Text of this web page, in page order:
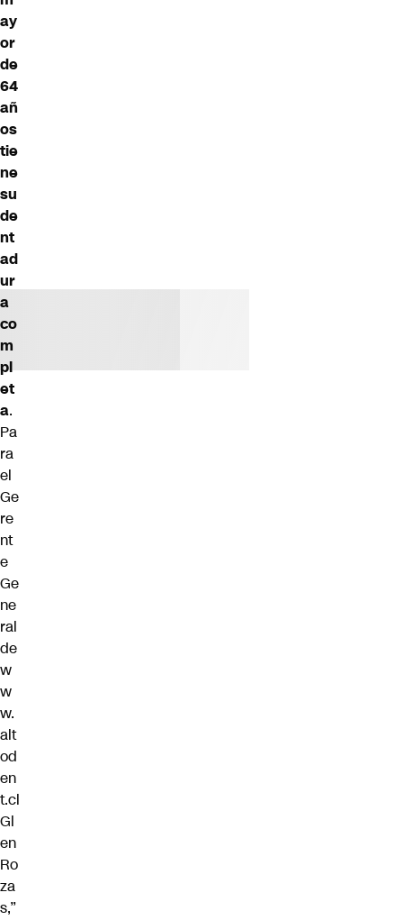
ay
or
de
64
añ
os
tie
ne
su
de
nt
ad
ur
a
co
m
pl
et
a.
Pa
ra
el
Ge
re
nt
e
Ge
ne
ral
de
w
w
w.
alt
od
en
t.cl
Gl
en
Ro
za
s,”